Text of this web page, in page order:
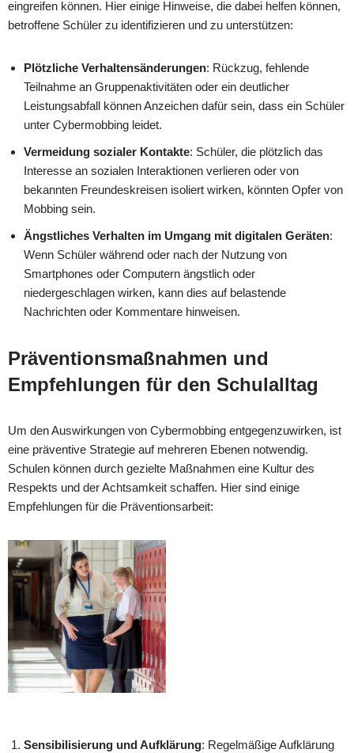
eingreifen können. Hier einige Hinweise, die dabei helfen können,
betroffene Schüler zu identifizieren und zu unterstützen:
Plötzliche Verhaltensänderungen: Rückzug, fehlende
Teilnahme an Gruppenaktivitäten oder ein deutlicher
Leistungsabfall können Anzeichen dafür sein, dass ein Schüler
unter Cybermobbing leidet.
Vermeidung sozialer Kontakte: Schüler, die plötzlich das
Interesse an sozialen Interaktionen verlieren oder von
bekannten Freundeskreisen isoliert wirken, könnten Opfer von
Mobbing sein.
Ängstliches Verhalten im Umgang mit digitalen Geräten:
Wenn Schüler während oder nach der Nutzung von
Smartphones oder Computern ängstlich oder
niedergeschlagen wirken, kann dies auf belastende
Nachrichten oder Kommentare hinweisen.
Präventionsmaßnahmen und
Empfehlungen für den Schulalltag
Um den Auswirkungen von Cybermobbing entgegenzuwirken, ist
eine präventive Strategie auf mehreren Ebenen notwendig.
Schulen können durch gezielte Maßnahmen eine Kultur des
Respekts und der Achtsamkeit schaffen. Hier sind einige
Empfehlungen für die Präventionsarbeit:
Sensibilisierung und Aufklärung: Regelmäßige Aufklärung